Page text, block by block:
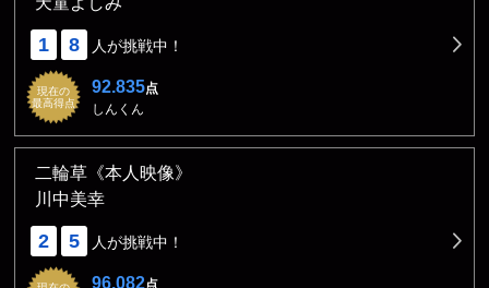
1 8 人が挑戦中！
現在の
最高得点
92.835点
しんくん
二輪草《本人映像》
川中美幸
2 5 人が挑戦中！
96.082点